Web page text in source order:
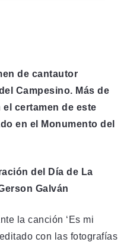
de cantautor
Campesino. Más de
certamen de este
en el Monumento del
del Día de La
Galván
la canción ‘Es mi
con las fotografías